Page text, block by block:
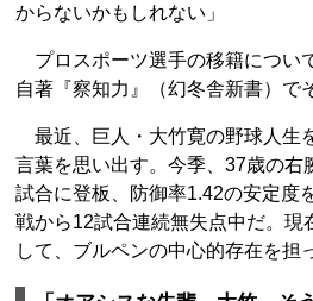
からないかもしれない」
プロスポーツ選手の移籍につい
自著『察知力』（幻冬舎新書）で
最近、巨人・大竹寛の野球人生
言葉を思い出す。今季、37歳の右
試合に登板、防御率1.42の安定度
戦から12試合連続無失点中だ。現
して、ブルペンの中心的存在を担